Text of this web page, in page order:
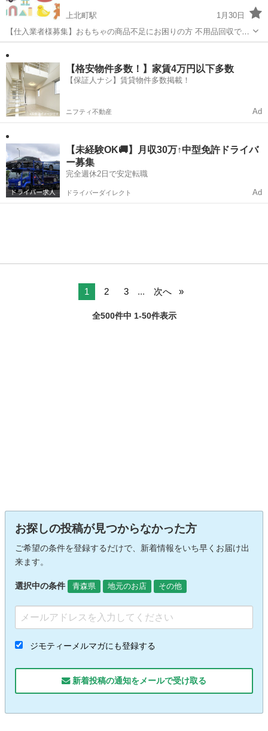
上北町駅
1月30日
【仕入業者様募集】おもちゃの商品不足にお困りの方 不用品回収で手
に入れたおもちゃをお売りします。 在庫不足・商品不足の方ご連絡下
さい。 【納品価格】 おもちゃ(Aランク) →3000点/30万円 おもち
ゃ(Bランク)...
【格安物件多数！】家賃4万円以下多数
【保証人ナシ】賃貸物件多数掲載！
ニフティ不動産 Ad
【未経験OK🚚】月収30万↑中型免許ドライバ
ー募集
完全週休2日で安定転職
ドライバーダイレクト Ad
1 2 3 ... 次へ
全500件中 1-50件表示
お探しの投稿が見つからなかった方
ご希望の条件を登録するだけで、新着情報をいち早くお届け出
来ます。
選択中の条件 青森県 地元のお店 その他
ジモティーメルマガにも登録する
新着投稿の通知をメールで受け取る